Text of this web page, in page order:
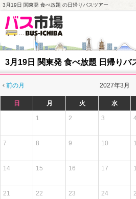
3月19日 関東発 食べ放題 の日帰りバスツアー
3月19日 関東発 食べ放題 日帰りバ
前の月 2027年3月
日 月 火 水
1 2 3 4
7 8 9 10
14 15 16 17
21 22 23 24